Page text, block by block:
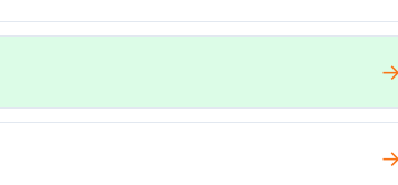
→
→